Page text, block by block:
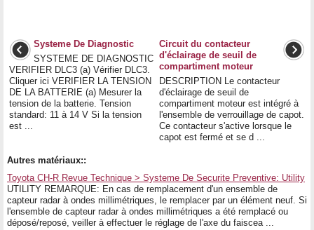
Systeme De Diagnostic
SYSTEME DE DIAGNOSTIC
VERIFIER DLC3 (a) Vérifier DLC3.
Cliquer ici VERIFIER LA TENSION
DE LA BATTERIE (a) Mesurer la
tension de la batterie. Tension
standard: 11 à 14 V Si la tension
est ...
Circuit du contacteur
d'éclairage de seuil de
compartiment moteur
DESCRIPTION Le contacteur
d'éclairage de seuil de
compartiment moteur est intégré à
l'ensemble de verrouillage de capot.
Ce contacteur s'active lorsque le
capot est fermé et se d ...
Autres matériaux::
Toyota CH-R Revue Technique > Systeme De Securite Preventive: Utility
UTILITY REMARQUE: En cas de remplacement d'un ensemble de
capteur radar à ondes millimétriques, le remplacer par un élément neuf. Si
l'ensemble de capteur radar à ondes millimétriques a été remplacé ou
déposé/reposé, veiller à effectuer le réglage de l'axe du faiscea ...